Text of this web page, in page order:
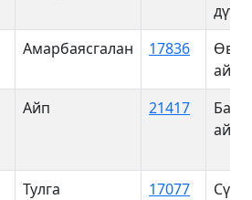
Амарбаясгалан 17836
Айп 21417
Тулга 17077